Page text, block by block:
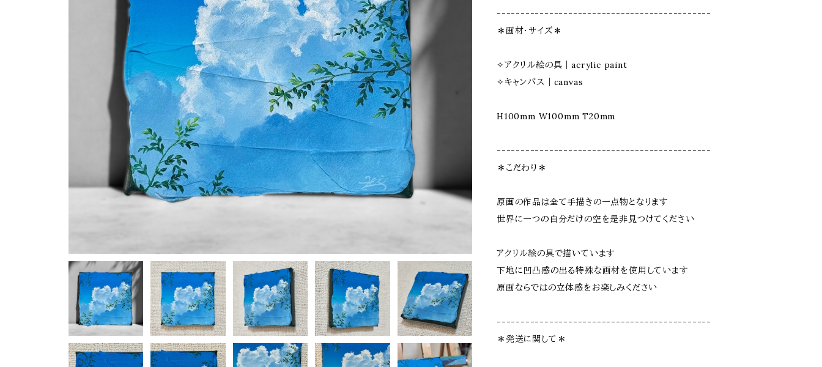
---------------------------------------------
＊画材・サイズ＊
✧アクリル絵の具｜acrylic paint
✧キャンバス｜canvas
H100mm W100mm T20mm
---------------------------------------------
＊こだわり＊
原画の作品は全て手描きの一点物となります
世界に一つの自分だけの空を是非見つけてください
アクリル絵の具で描いています
下地に凹凸感の出る特殊な画材を使用しています
原画ならではの立体感をお楽しみください
---------------------------------------------
＊発送に関して＊